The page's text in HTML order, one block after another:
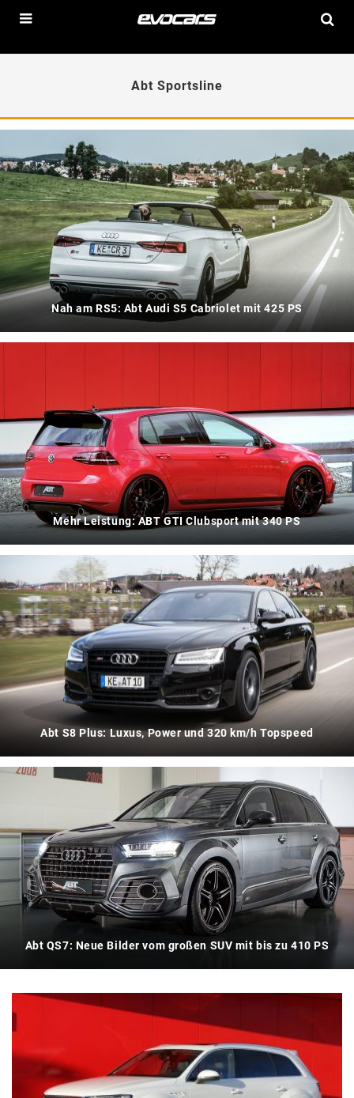
Abt Sportsline
Nah am RS5: Abt Audi S5 Cabriolet mit 425 PS
Mehr Leistung: ABT GTI Clubsport mit 340 PS
Abt S8 Plus: Luxus, Power und 320 km/h Topspeed
Abt QS7: Neue Bilder vom großen SUV mit bis zu 410 PS